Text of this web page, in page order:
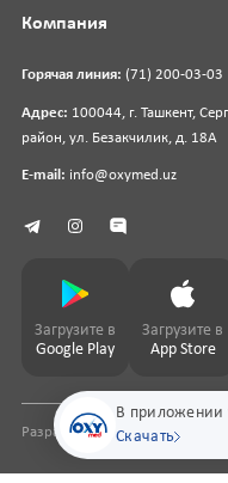
В приложении
Скачать
Горячая линия: (71) 200-03-03
Адрес: 100044, г. Ташкент,
район, ул. Безакчилик, д. 18А
E-mail: info@oxymed.uz
Компания
Загрузите в
Google Play
Загрузите в
App Store
Разработка сайтаpharmit.uz